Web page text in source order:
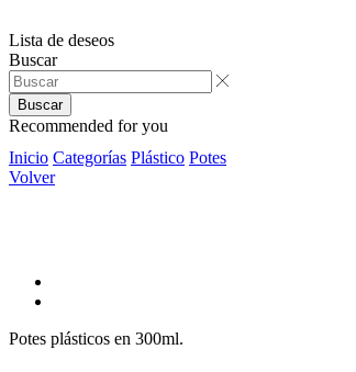
Lista de deseos
Buscar
Buscar
Recommended for you
Inicio Categorías Plástico Potes
Volver
Potes plásticos en 300ml.